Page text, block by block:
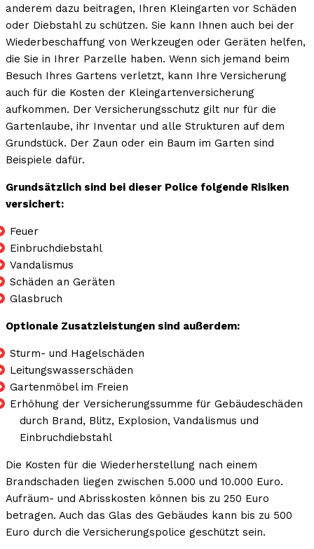
anderem dazu beitragen, Ihren Kleingarten vor Schäden
oder Diebstahl zu schützen. Sie kann Ihnen auch bei der
Wiederbeschaffung von Werkzeugen oder Geräten helfen,
die Sie in Ihrer Parzelle haben. Wenn sich jemand beim
Besuch Ihres Gartens verletzt, kann Ihre Versicherung
auch für die Kosten der Kleingartenversicherung
aufkommen. Der Versicherungsschutz gilt nur für die
Gartenlaube, ihr Inventar und alle Strukturen auf dem
Grundstück. Der Zaun oder ein Baum im Garten sind
Beispiele dafür.
Grundsätzlich sind bei dieser Police folgende Risiken
versichert:
Feuer
Einbruchdiebstahl
Vandalismus
Schäden an Geräten
Glasbruch
Optionale Zusatzleistungen sind außerdem:
Sturm- und Hagelschäden
Leitungswasserschäden
Gartenmöbel im Freien
Erhöhung der Versicherungssumme für Gebäudeschäden
durch Brand, Blitz, Explosion, Vandalismus und
Einbruchdiebstahl
Die Kosten für die Wiederherstellung nach einem
Brandschaden liegen zwischen 5.000 und 10.000 Euro.
Aufräum- und Abrisskosten können bis zu 250 Euro
betragen. Auch das Glas des Gebäudes kann bis zu 500
Euro durch die Versicherungspolice geschützt sein.